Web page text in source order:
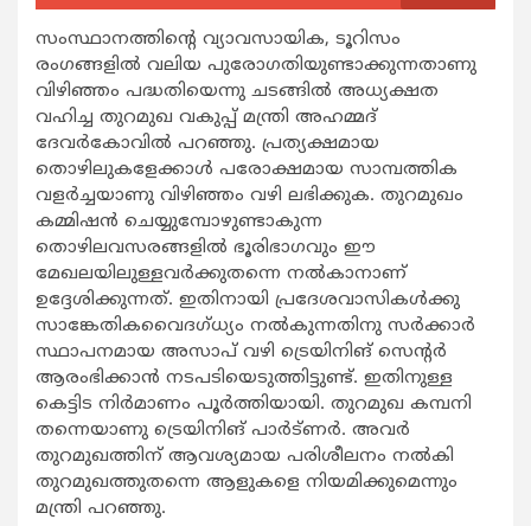
സംസ്ഥാനത്തിന്റെ വ്യാവസായിക, ടൂറിസം
രംഗങ്ങളിൽ വലിയ പുരോഗതിയുണ്ടാക്കുന്നതാണു
വിഴിഞ്ഞം പദ്ധതിയെന്നു ചടങ്ങിൽ അധ്യക്ഷത
വഹിച്ച തുറമുഖ വകുപ്പ് മന്ത്രി അഹമ്മദ്
ദേവർകോവിൽ പറഞ്ഞു. പ്രത്യക്ഷമായ
തൊഴിലുകളേക്കാൾ പരോക്ഷമായ സാമ്പത്തിക
വളർച്ചയാണു വിഴിഞ്ഞം വഴി ലഭിക്കുക. തുറമുഖം
കമ്മിഷൻ ചെയ്യുമ്പോഴുണ്ടാകുന്ന
തൊഴിലവസരങ്ങളിൽ ഭൂരിഭാഗവും ഈ
മേഖലയിലുള്ളവർക്കുതന്നെ നൽകാനാണ്
ഉദ്ദേശിക്കുന്നത്. ഇതിനായി പ്രദേശവാസികൾക്കു
സാങ്കേതികവൈദഗ്ധ്യം നൽകുന്നതിനു സർക്കാർ
സ്ഥാപനമായ അസാപ് വഴി ട്രെയിനിങ് സെന്റർ
ആരംഭിക്കാൻ നടപടിയെടുത്തിട്ടുണ്ട്. ഇതിനുള്ള
കെട്ടിട നിർമാണം പൂർത്തിയായി. തുറമുഖ കമ്പനി
തന്നെയാണു ട്രെയിനിങ് പാർട്ണർ. അവർ
തുറമുഖത്തിന് ആവശ്യമായ പരിശീലനം നൽകി
തുറമുഖത്തുതന്നെ ആളുകളെ നിയമിക്കുമെന്നും
മന്ത്രി പറഞ്ഞു.